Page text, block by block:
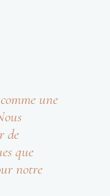
une
de
que
notre